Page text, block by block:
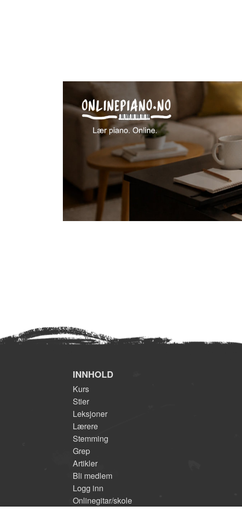
INNHOLD
Kurs
Stier
Leksjoner
Lærere
Stemming
Grep
Artikler
Bli medlem
Logg inn
Onlinegitar/skole